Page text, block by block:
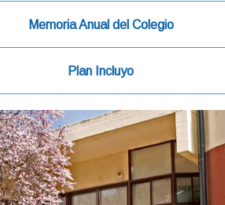
Memoria Anual del Colegio
Plan Incluyo